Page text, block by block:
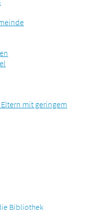
mit geringem
Bibliothek